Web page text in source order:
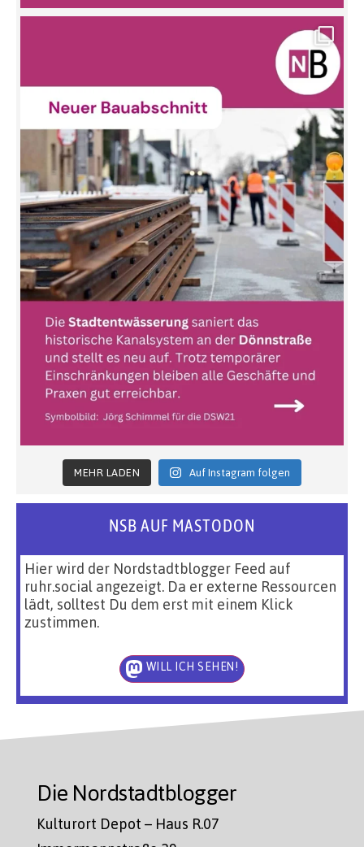
MEHR LADEN Auf Instagram folgen
NSB AUF MASTODON
Hier wird der Nordstadtblogger Feed auf
ruhr.social angezeigt. Da er externe Ressourcen
lädt, solltest Du dem erst mit einem Klick
zustimmen.
WILL ICH SEHEN!
Die Nordstadtblogger
Kulturort Depot – Haus R.07